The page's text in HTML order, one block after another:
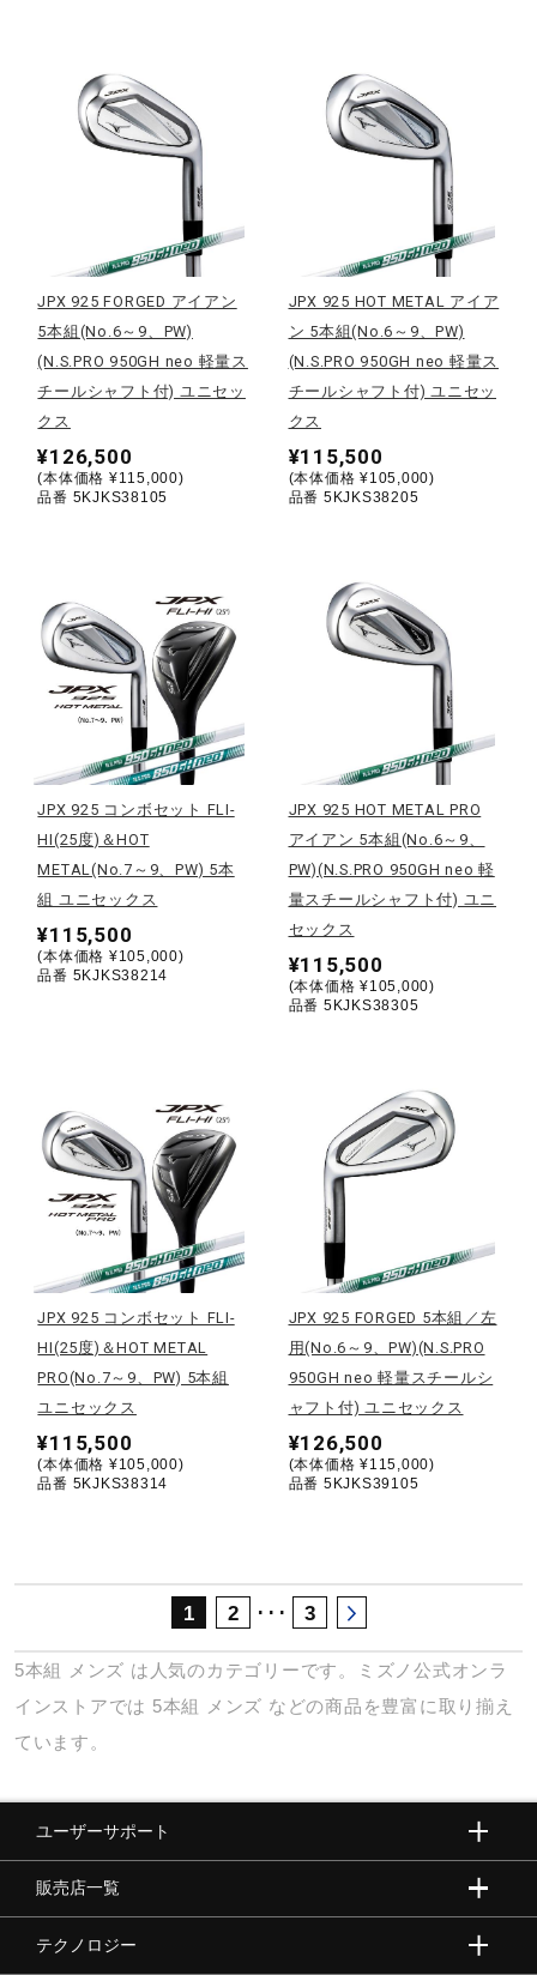
寝具／ミズノスリープ
アウトドア／レイン
サポーター
健康／エクササイズ
ジュニア／キッズ
コラボ／ライセンス
セール
その他
サポート
JPX 925 FORGED アイアン
5本組(No.6～9、PW)
(N.S.PRO 950GH neo 軽量ス
チールシャフト付) ユニセッ
クス
¥126,500
(本体価格 ¥115,000)
品番 5KJKS38105
JPX 925 HOT METAL アイア
ン 5本組(No.6～9、PW)
(N.S.PRO 950GH neo 軽量ス
チールシャフト付) ユニセッ
クス
¥115,500
(本体価格 ¥105,000)
品番 5KJKS38205
JPX 925 コンボセット FLI-
HI(25度)＆HOT
METAL(No.7～9、PW) 5本
組 ユニセックス
¥115,500
(本体価格 ¥105,000)
品番 5KJKS38214
JPX 925 HOT METAL PRO
アイアン 5本組(No.6～9、
PW)(N.S.PRO 950GH neo 軽
量スチールシャフト付) ユニ
セックス
¥115,500
(本体価格 ¥105,000)
品番 5KJKS38305
JPX 925 コンボセット FLI-
HI(25度)＆HOT METAL
PRO(No.7～9、PW) 5本組
ユニセックス
¥115,500
(本体価格 ¥105,000)
品番 5KJKS38314
JPX 925 FORGED 5本組／左
用(No.6～9、PW)(N.S.PRO
950GH neo 軽量スチールシ
ャフト付) ユニセックス
¥126,500
(本体価格 ¥115,000)
品番 5KJKS39105
1 2 ･･･ 3
5本組 メンズ は人気のカテゴリーです。ミズノ公式オンラ
インストアでは 5本組 メンズ などの商品を豊富に取り揃え
ています。
ユーザーサポート
販売店一覧
テクノロジー